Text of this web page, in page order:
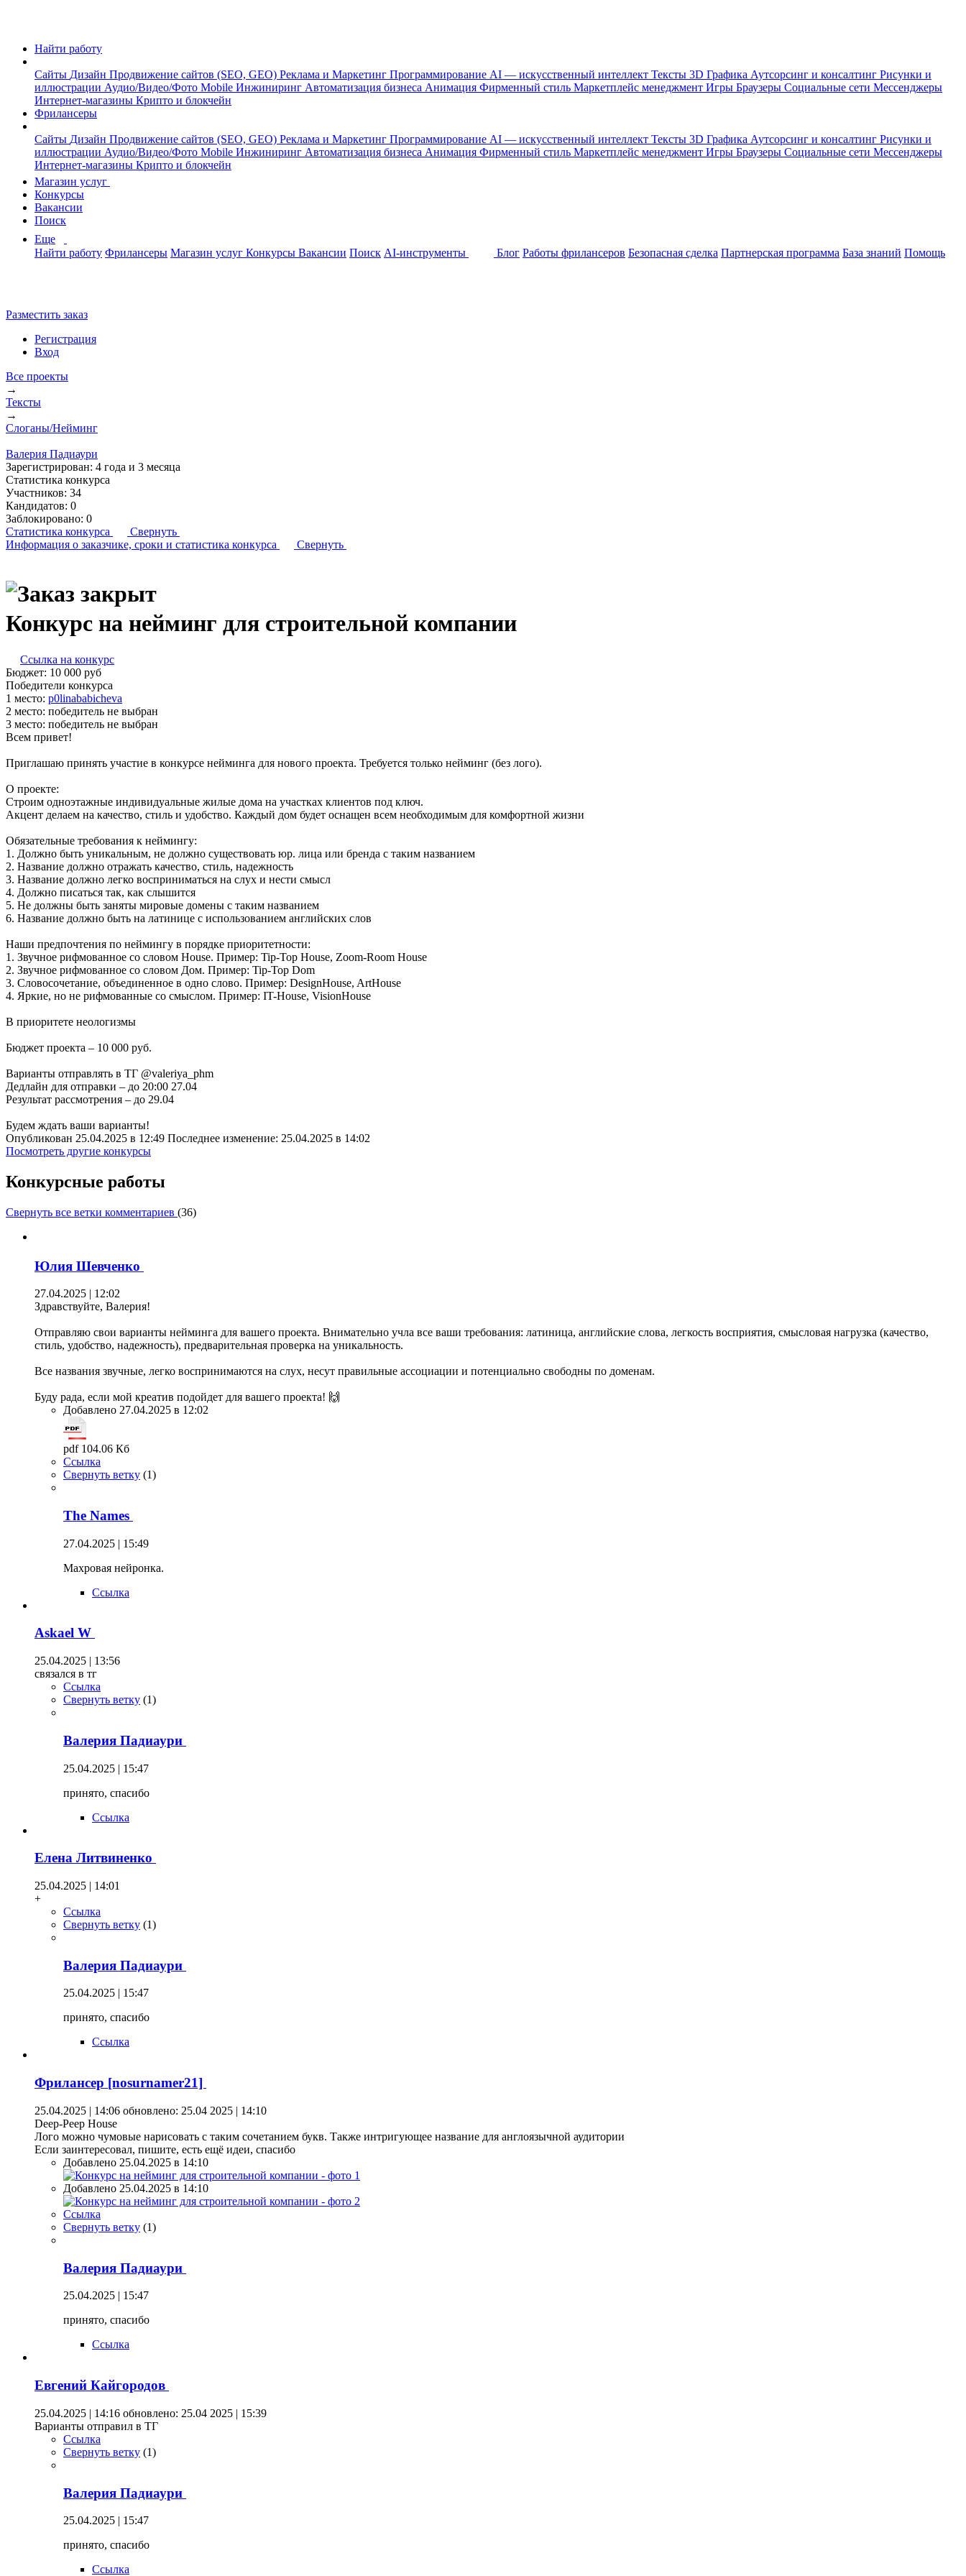
Найти работу
Сайты Дизайн Продвижение сайтов (SEO, GEO) Реклама и Маркетинг Программирование AI — искусственный интеллект Тексты 3D Графика Аутсорсинг и консалтинг Рисунки и
иллюстрации Аудио/Видео/Фото Mobile Инжиниринг Автоматизация бизнеса Анимация Фирменный стиль Маркетплейс менеджмент Игры Браузеры Социальные сети Мессенджеры
Интернет-магазины Крипто и блокчейн
Фрилансеры
Сайты Дизайн Продвижение сайтов (SEO, GEO) Реклама и Маркетинг Программирование AI — искусственный интеллект Тексты 3D Графика Аутсорсинг и консалтинг Рисунки и
иллюстрации Аудио/Видео/Фото Mobile Инжиниринг Автоматизация бизнеса Анимация Фирменный стиль Маркетплейс менеджмент Игры Браузеры Социальные сети Мессенджеры
Интернет-магазины Крипто и блокчейн
Магазин услуг
Конкурсы
Вакансии
Поиск
Еще
Найти работу Фрилансеры Магазин услуг Конкурсы Вакансии Поиск AI-инструменты Блог Работы фрилансеров Безопасная сделка Партнерская программа База знаний Помощь
Разместить заказ
Регистрация
Вход
Все проекты
→
Тексты
→
Слоганы/Нейминг
Валерия Падиаури
Зарегистрирован: 4 года и 3 месяца
Статистика конкурса
Участников: 34
Кандидатов: 0
Заблокировано: 0
Статистика конкурса
Свернуть
Информация о заказчике, сроки и статистика конкурса Свернуть
Конкурс на нейминг для строительной компании
Ссылка на конкурс
Бюджет: 10 000 руб
Победители конкурса
1 место: p­0li­naba­bic­he­va
2 место: победитель не выбран
3 место: победитель не выбран
Всем привет!
Приглашаю принять участие в конкурсе нейминга для нового проекта. Требуется только нейминг (без лого).
О проекте:
Строим одноэтажные индивидуальные жилые дома на участках клиентов под ключ.
Акцент делаем на качество, стиль и удобство. Каждый дом будет оснащен всем необходимым для комфортной жизни
Обязательные требования к неймингу:
1. Должно быть уникальным, не должно существовать юр. лица или бренда с таким названием
2. Название должно отражать качество, стиль, надежность
3. Название должно легко восприниматься на слух и нести смысл
4. Должно писаться так, как слышится
5. Не должны быть заняты мировые домены с таким названием
6. Название должно быть на латинице с использованием английских слов
Наши предпочтения по неймингу в порядке приоритетности:
1. Звучное рифмованное со словом House. Пример: Tip-Top House, Zoom-Room House
2. Звучное рифмованное со словом Дом. Пример: Tip-Top Dom
3. Словосочетание, объединенное в одно слово. Пример: DesignHouse, ArtHouse
4. Яркие, но не рифмованные со смыслом. Пример: IT-House, VisionHouse
В приоритете неологизмы
Бюджет проекта – 10 000 руб.
Варианты отправлять в ТГ @valeriya_phm
Дедлайн для отправки – до 20:00 27.04
Результат рассмотрения – до 29.04
Будем ждать ваши варианты!
Опубликован 25.04.2025 в 12:49 Последнее изменение: 25.04.2025 в 14:02
Посмотреть другие конкурсы
Конкурсные работы
Свернуть все ветки комментариев (36)
Юлия Шевченко
27.04.2025 | 12:02
Здравствуйте, Валерия!
Отправляю свои варианты нейминга для вашего проекта. Внимательно учла все ваши требования: латиница, английские слова, легкость восприятия, смысловая нагрузка (качество,
стиль, удобство, надежность), предварительная проверка на уникальность.
Все названия звучные, легко воспринимаются на слух, несут правильные ассоциации и потенциально свободны по доменам.
Буду рада, если мой креатив подойдет для вашего проекта! 🙌
Добавлено 27.04.2025 в 12:02
pdf 104.06 Кб
Ссылка
Свернуть ветку (1)
The Names
27.04.2025 | 15:49
Махровая нейронка.
Ссылка
Askael W
25.04.2025 | 13:56
связался в тг
Ссылка
Свернуть ветку (1)
Валерия Падиаури
25.04.2025 | 15:47
принято, спасибо
Ссылка
Елена Литвиненко
25.04.2025 | 14:01
+
Ссылка
Свернуть ветку (1)
Валерия Падиаури
25.04.2025 | 15:47
принято, спасибо
Ссылка
Фрилансер [nosurnamer21]
25.04.2025 | 14:06 обновлено: 25.04 2025 | 14:10
Deep-Peep House
Лого можно чумовые нарисовать с таким сочетанием букв. Также интригующее название для англоязычной аудитории
Если заинтересовал, пишите, есть ещё идеи, спасибо
Добавлено 25.04.2025 в 14:10
Добавлено 25.04.2025 в 14:10
Ссылка
Свернуть ветку (1)
Валерия Падиаури
25.04.2025 | 15:47
принято, спасибо
Ссылка
Евгений Кайгородов
25.04.2025 | 14:16 обновлено: 25.04 2025 | 15:39
Варианты отправил в ТГ
Ссылка
Свернуть ветку (1)
Валерия Падиаури
25.04.2025 | 15:47
принято, спасибо
Ссылка